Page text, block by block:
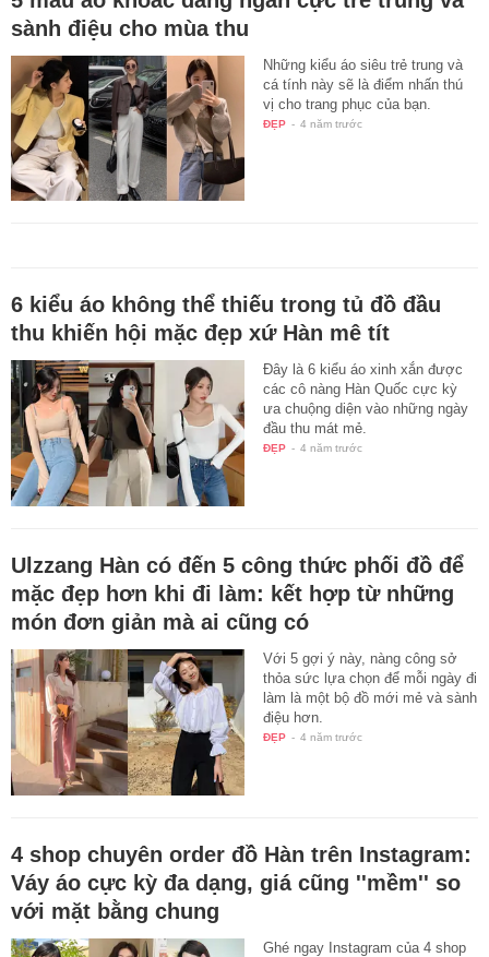
sành điệu cho mùa thu
Những kiểu áo siêu trẻ trung và
cá tính này sẽ là điểm nhấn thú
vị cho trang phục của bạn.
ĐẸP - 4 năm trước
6 kiểu áo không thể thiếu trong tủ đồ đầu
thu khiến hội mặc đẹp xứ Hàn mê tít
Đây là 6 kiểu áo xinh xắn được
các cô nàng Hàn Quốc cực kỳ
ưa chuộng diện vào những ngày
đầu thu mát mẻ.
ĐẸP - 4 năm trước
Ulzzang Hàn có đến 5 công thức phối đồ để
mặc đẹp hơn khi đi làm: kết hợp từ những
món đơn giản mà ai cũng có
Với 5 gợi ý này, nàng công sở
thỏa sức lựa chọn để mỗi ngày đi
làm là một bộ đồ mới mẻ và sành
điệu hơn.
ĐẸP - 4 năm trước
4 shop chuyên order đồ Hàn trên Instagram:
Váy áo cực kỳ đa dạng, giá cũng ''mềm'' so
với mặt bằng chung
Ghé ngay Instagram của 4 shop